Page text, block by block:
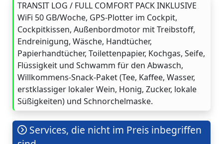
TRANSIT LOG / FULL COMFORT PACK INKLUSIVE
WiFi 50 GB/Woche, GPS-Plotter im Cockpit,
Cockpitkissen, Außenbordmotor mit Treibstoff,
Endreinigung, Wäsche, Handtücher,
Papierhandtücher, Toilettenpapier, Kochgas, Seife,
Flüssigkeit und Schwamm für den Abwasch,
Willkommens-Snack-Paket (Tee, Kaffee, Wasser,
erstklassiger lokaler Wein, Honig, Zucker, lokale
Süßigkeiten) und Schnorchelmaske.
Services, die nicht im Preis inbegriffen